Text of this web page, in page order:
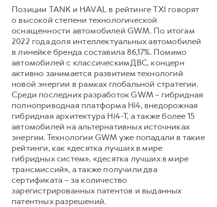
Позиции TANK и HAVAL в рейтинге TXI говорят
о высокой степени технологической
оснащенности автомобилей GWM. По итогам
2022 года доля интеллектуальных автомобилей
в линейке бренда составила 86,17%. Помимо
автомобилей с классическим ДВС, концерн
активно занимается развитием технологий
новой энергии в рамках глобальной стратегии.
Среди последних разработок GWM – гибридная
полноприводная платформа Hi4, внедорожная
гибридная архитектура Hi4-T, а также более 15
автомобилей на альтернативных источниках
энергии. Технологии GWM уже попадали в такие
рейтинги, как «десятка лучших в мире
гибридных систем», «десятка лучших в мире
трансмиссий», а также получили два
сертификата – за количество
зарегистрированных патентов и выданных
патентных разрешений.